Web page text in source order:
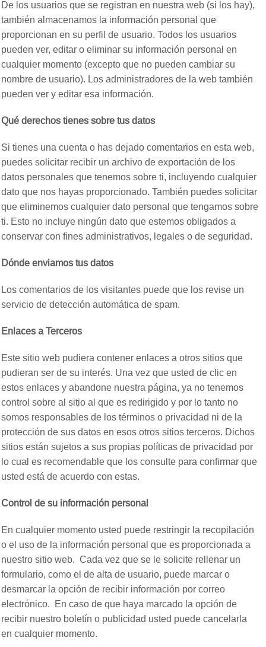
De los usuarios que se registran en nuestra web (si los hay),
también almacenamos la información personal que
proporcionan en su perfil de usuario. Todos los usuarios
pueden ver, editar o eliminar su información personal en
cualquier momento (excepto que no pueden cambiar su
nombre de usuario). Los administradores de la web también
pueden ver y editar esa información.
Qué derechos tienes sobre tus datos
Si tienes una cuenta o has dejado comentarios en esta web,
puedes solicitar recibir un archivo de exportación de los
datos personales que tenemos sobre ti, incluyendo cualquier
dato que nos hayas proporcionado. También puedes solicitar
que eliminemos cualquier dato personal que tengamos sobre
ti. Esto no incluye ningún dato que estemos obligados a
conservar con fines administrativos, legales o de seguridad.
Dónde enviamos tus datos
Los comentarios de los visitantes puede que los revise un
servicio de detección automática de spam.
Enlaces a Terceros
Este sitio web pudiera contener enlaces a otros sitios que
pudieran ser de su interés. Una vez que usted de clic en
estos enlaces y abandone nuestra página, ya no tenemos
control sobre al sitio al que es redirigido y por lo tanto no
somos responsables de los términos o privacidad ni de la
protección de sus datos en esos otros sitios terceros. Dichos
sitios están sujetos a sus propias políticas de privacidad por
lo cual es recomendable que los consulte para confirmar que
usted está de acuerdo con estas.
Control de su información personal
En cualquier momento usted puede restringir la recopilación
o el uso de la información personal que es proporcionada a
nuestro sitio web. Cada vez que se le solicite rellenar un
formulario, como el de alta de usuario, puede marcar o
desmarcar la opción de recibir información por correo
electrónico. En caso de que haya marcado la opción de
recibir nuestro boletín o publicidad usted puede cancelarla
en cualquier momento.